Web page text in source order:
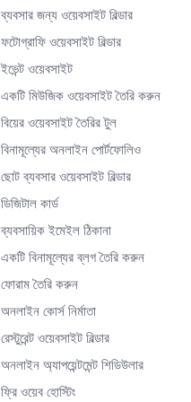
ব্যবসার জন্য ওয়েবসাইট বিল্ডার
ফটোগ্রাফি ওয়েবসাইট বিল্ডার
ইভেন্ট ওয়েবসাইট
একটি মিউজিক ওয়েবসাইট তৈরি করুন
বিয়ের ওয়েবসাইট তৈরির টুল
বিনামূল্যের অনলাইন পোর্টফোলিও
ছোট ব্যবসার ওয়েবসাইট বিল্ডার
ডিজিটাল কার্ড
ব্যবসায়িক ইমেইল ঠিকানা
একটি বিনামূল্যের ব্লগ তৈরি করুন
ফোরাম তৈরি করুন
অনলাইন কোর্স নির্মাতা
রেস্টুরেন্ট ওয়েবসাইট বিল্ডার
অনলাইন অ্যাপয়েন্টমেন্ট শিডিউলার
ফ্রি ওয়েব হোস্টিং